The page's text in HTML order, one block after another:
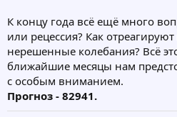
К концу года всё ещё много
или рецессия? Как
нерешенные колебания? Всё
ближайшие месяцы нам
с особым вниманием.
Прогноз - 82941.